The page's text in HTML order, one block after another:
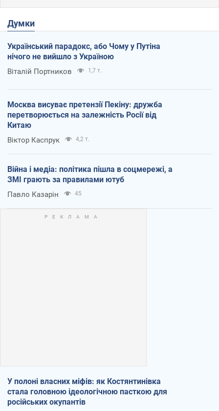
Думки
Український парадокс, або Чому у Путіна
нічого не вийшло з Україною
Віталій Портников 1,7 т.
Москва висуває претензії Пекіну: дружба
перетворюється на залежність Росії від
Китаю
Віктор Каспрук 4,2 т.
Війна і медіа: політика пішла в соцмережі, а
ЗМІ грають за правилами ютуб
Павло Казарін 45
У полоні власних міфів: як Костянтинівка
стала головною ідеологічною пасткою для
російських окупантів